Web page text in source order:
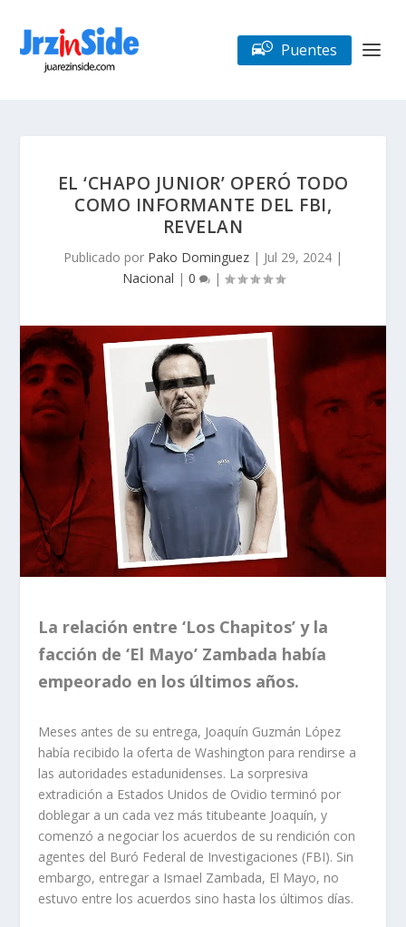
Puentes
EL ‘CHAPO JUNIOR’ OPERÓ TODO
COMO INFORMANTE DEL FBI,
REVELAN
Publicado por Pako Dominguez | Jul 29, 2024 |
Nacional | 0 |
La relación entre ‘Los Chapitos’ y la
facción de ‘El Mayo’ Zambada había
empeorado en los últimos años.
Meses antes de su entrega, Joaquín Guzmán López
había recibido la oferta de Washington para rendirse a
las autoridades estadunidenses. La sorpresiva
extradición a Estados Unidos de Ovidio terminó por
doblegar a un cada vez más titubeante Joaquín, y
comenzó a negociar los acuerdos de su rendición con
agentes del Buró Federal de Investigaciones (FBI). Sin
embargo, entregar a Ismael Zambada, El Mayo, no
estuvo entre los acuerdos sino hasta los últimos días.